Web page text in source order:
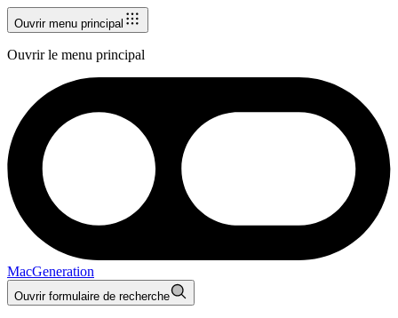
Ouvrir menu principal
Ouvrir le menu principal
MacGeneration
Ouvrir formulaire de recherche